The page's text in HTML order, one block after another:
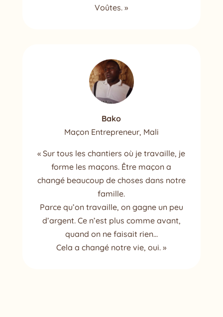
Voûtes. »
Bako
Maçon Entrepreneur, Mali
« Sur tous les chantiers où je travaille, je
forme les maçons. Être maçon a
changé beaucoup de choses dans notre
famille.
Parce qu’on travaille, on gagne un peu
d’argent. Ce n’est plus comme avant,
quand on ne faisait rien…
Cela a changé notre vie, oui. »